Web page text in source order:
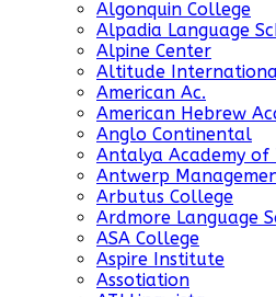
Algonquin College
Alpadia Language
Alpine Center
Altitude
American Ac.
American Hebrew
Anglo Continental
Antalya Academy of
Antwerp
Arbutus College
Ardmore Language
ASA College
Aspire Institute
Assotiation